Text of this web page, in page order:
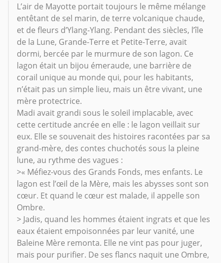
L’air de Mayotte portait toujours le même mélange
entêtant de sel marin, de terre volcanique chaude,
et de fleurs d’Ylang-Ylang. Pendant des siècles, l’île
de la Lune, Grande-Terre et Petite-Terre, avait
dormi, bercée par le murmure de son lagon. Ce
lagon était un bijou émeraude, une barrière de
corail unique au monde qui, pour les habitants,
n’était pas un simple lieu, mais un être vivant, une
mère protectrice.
Madi avait grandi sous le soleil implacable, avec
cette certitude ancrée en elle : le lagon veillait sur
eux. Elle se souvenait des histoires racontées par sa
grand-mère, des contes chuchotés sous la pleine
lune, au rythme des vagues :
>« Méfiez-vous des Grands Fonds, mes enfants. Le
lagon est l’œil de la Mère, mais les abysses sont son
cœur. Et quand le cœur est malade, il appelle son
Ombre.
> Jadis, quand les hommes étaient ingrats et que les
eaux étaient empoisonnées par leur vanité, une
Baleine Mère remonta. Elle ne vint pas pour juger,
mais pour purifier. De ses flancs naquit une Ombre,